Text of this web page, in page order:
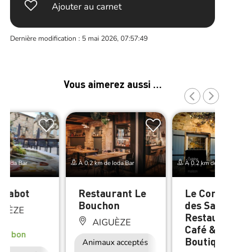
Ajouter au carnet
Dernière modification : 5 mai 2026, 07:57:49
Vous aimerez aussi …
Ioda Bar
bon
À 0.2 km de Ioda Bar
Restaurant Le
Bouchon
AIGUÈZE
Animaux acceptés
Accès Internet
À 0.2 km de
Le
des
Café &